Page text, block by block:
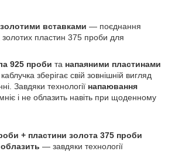
вставками — поєднання
золотих пластин 375 проби для
925 проби та напаяними пластинами
, каблучка зберігає свій зовнішній вигляд
Завдяки технології напаювання
і не облазить навіть при щоденному
+ пластини золота 375 проби
— завдяки технології